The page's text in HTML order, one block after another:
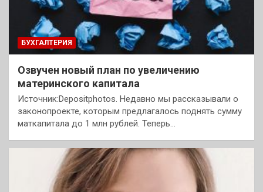
БУХГАЛТЕРИЯ
Озвучен новый план по увеличению
материнского капитала
Источник:Depositphotos. Недавно мы рассказывали о
законопроекте, которым предлагалось поднять сумму
маткапитала до 1 млн рублей. Теперь…